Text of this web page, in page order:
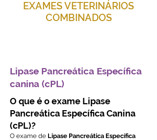
EXAMES VETERINÁRIOS
COMBINADOS
Lipase Pancreática Específica
canina (cPL)
O que é o exame Lipase
Pancreática Específica Canina
(cPL)?
O exame de Lipase Pancreática Específica